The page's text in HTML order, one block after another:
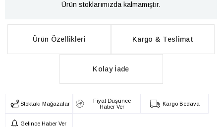
Ürün stoklarımızda kalmamıştır.
Ürün Özellikleri Kargo & Teslimat
Kolay İade
Stoktaki Mağazalar
Fiyat Düşünce
Haber Ver
Kargo Bedava
Gelince Haber Ver